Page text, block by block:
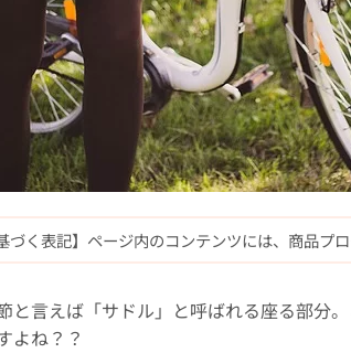
づく表記】ページ内のコンテンツには、商品プ
と言えば「サドル」と呼ばれる座る部分
よね？？